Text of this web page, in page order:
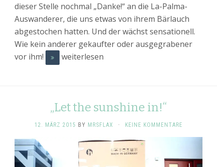
dieser Stelle nochmal „Danke!“ an die La-Palma-
Auswanderer, die uns etwas von ihrem Bärlauch
abgestochen hatten. Und der wächst sensationell.
Wie kein anderer gekaufter oder ausgegrabener
vor ihm!
weiterlesen
„Let the sunshine in!“
12. MÄRZ 2015 BY MRSFLAX · KEINE KOMMENTARE